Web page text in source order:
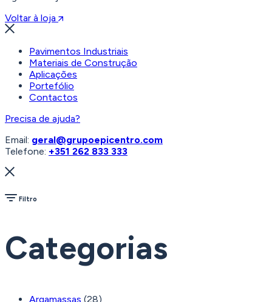
Voltar à loja
Pavimentos Industriais
Materiais de Construção
Aplicações
Portefólio
Contactos
Precisa de ajuda?
Email: geral@grupoepicentro.com
Telefone: +351 262 833 333
Filtro
Categorias
Argamassas (28)